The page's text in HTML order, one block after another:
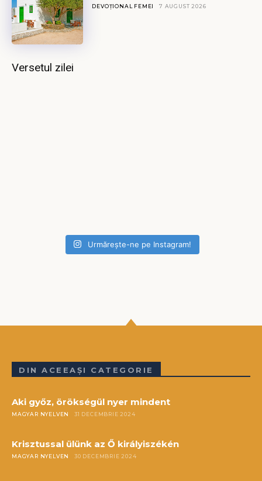
DEVOȚIONAL FEMEI 7 AUGUST 2026
Versetul zilei
Urmărește-ne pe Instagram!
DIN ACEEAȘI CATEGORIE
Aki győz, örökségül nyer mindent
MAGYAR NYELVEN 31 DECEMBRIE 2024
Krisztussal ülünk az Ő királyiszékén
MAGYAR NYELVEN 30 DECEMBRIE 2024